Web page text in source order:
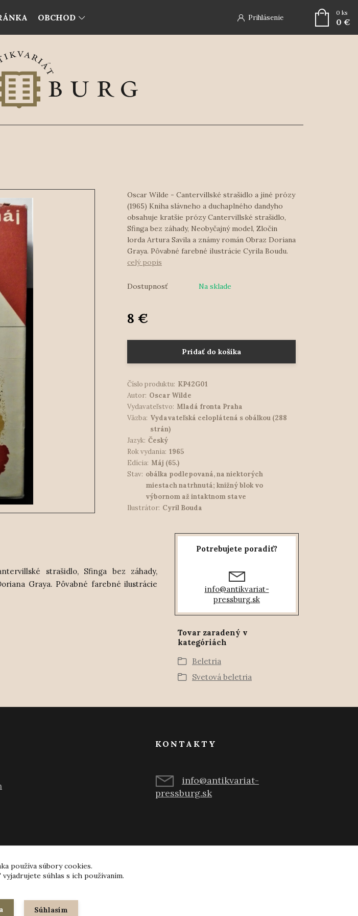
OBCHOD Prihlásenie
0 ks
0 €
Oscar Wilde - Cantervillské strašidlo a jiné prózy
(1965) Kniha slávneho a duchaplného dandyho
obsahuje kratšie prózy Cantervillské strašidlo,
Sfinga bez záhady, Neobyčajný model, Zločin
lorda Artura Savila a známy román Obraz Doriana
Graya. Pôvabné farebné ilustrácie Cyrila Boudu.
celý popis
Dostupnosť Na sklade
8 €
Pridať do košíka
Číslo produktu: KP42G01
Autor: Oscar Wilde
Vydavateľstvo: Mladá fronta Praha
Väzba: Vydavateľská celoplátená s obálkou (288
strán)
Jazyk: Český
Rok vydania: 1965
Edícia: Máj (65.)
Stav: obálka podlepovaná, na niektorých
miestach natrhnutá; knižný blok vo
výbornom až intaktnom stave
Ilustrátor: Cyril Bouda
strašidlo, Sfinga bez záhady,
Graya. Pôvabné farebné ilustrácie
Potrebujete poradiť?
info@antikvariat-
pressburg.sk
Tovar zaradený v
kategóriách
Beletria
Svetová beletria
KONTAKTY
info@antikvariat-
pressburg.sk
práva vyhradené
používa súbory cookies.
súhlas s ich používaním.
Súhlasím